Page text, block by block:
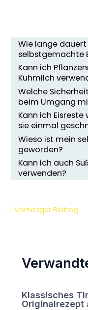
Wie lange dauert
selbstgemachte
Kann ich
Kuhmilch
Welche
beim Umgang
Kann ich
sie einmal
Wieso ist mein
geworden?
Kann ich auch
verwenden?
← Vorheriger Beitrag
Klassisches
Originalrezept